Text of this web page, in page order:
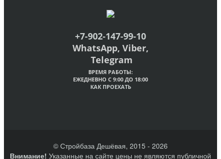
+7-902-147-99-10
WhatsApp, Viber,
Telegram
ВРЕМЯ РАБОТЫ:
ЕЖЕДНЕВНО С 9:00 ДО 18:00
КАК ПРОЕХАТЬ
© Стройбаза Дешёвая, 2015 - 2026
Внимание! Указанные на сайте цены не являются публичной